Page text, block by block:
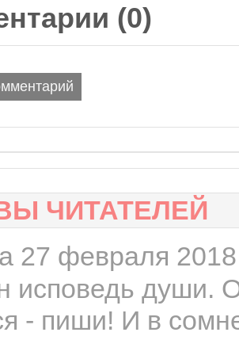
(0)
ЧИТАТЕЛЕЙ
27 февраля
исповедь души.
- пиши! И в